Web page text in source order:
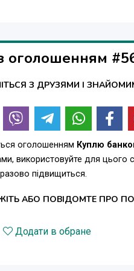
оголошенням
З ДРУЗЯМИ І
оголошенням Куплю
використовуйте для
підвищиться.
АБО ПОВІДОМТЕ ПРО
Додати в обране